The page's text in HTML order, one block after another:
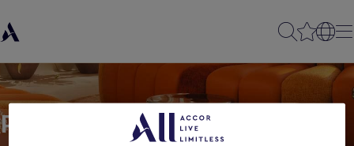
Partager à un(e) ami(e)